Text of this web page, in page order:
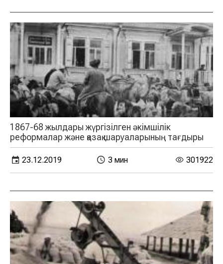
1867-68 жылдары жүргізілген әкімшілік
реформалар және қазақ шаруаларының тағдыры
23.12.2019 3 мин 301922